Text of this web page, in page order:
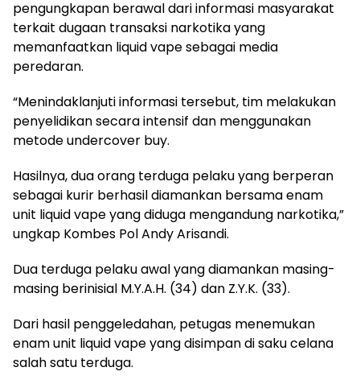
pengungkapan berawal dari informasi masyarakat
terkait dugaan transaksi narkotika yang
memanfaatkan liquid vape sebagai media
peredaran.
“Menindaklanjuti informasi tersebut, tim melakukan
penyelidikan secara intensif dan menggunakan
metode undercover buy.
Hasilnya, dua orang terduga pelaku yang berperan
sebagai kurir berhasil diamankan bersama enam
unit liquid vape yang diduga mengandung narkotika,”
ungkap Kombes Pol Andy Arisandi.
Dua terduga pelaku awal yang diamankan masing-
masing berinisial M.Y.A.H. (34) dan Z.Y.K. (33).
Dari hasil penggeledahan, petugas menemukan
enam unit liquid vape yang disimpan di saku celana
salah satu terduga.